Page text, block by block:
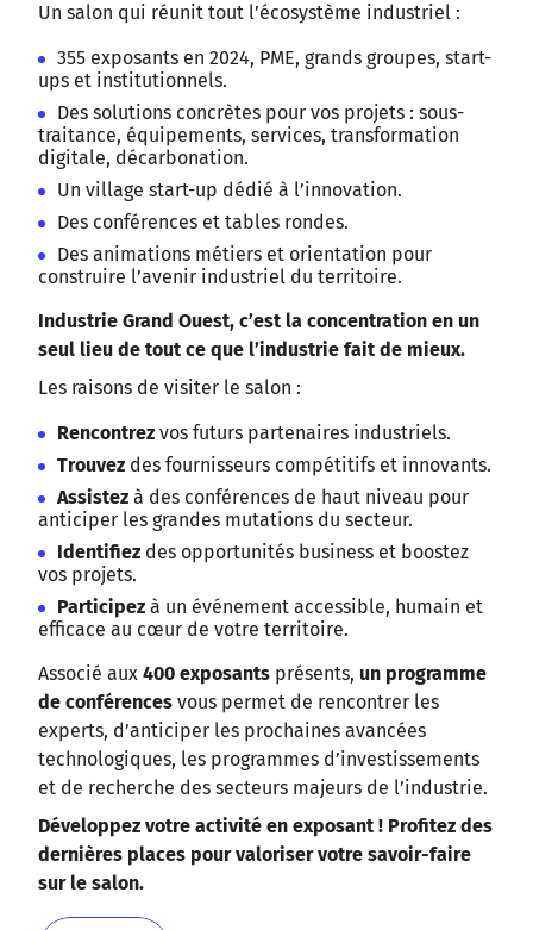
Un salon qui réunit tout l’écosystème industriel :
355 exposants en 2024, PME, grands groupes, start-
ups et institutionnels.
Des solutions concrètes pour vos projets : sous-
traitance, équipements, services, transformation
digitale, décarbonation.
Un village start-up dédié à l’innovation.
Des conférences et tables rondes.
Des animations métiers et orientation pour
construire l’avenir industriel du territoire.
Industrie Grand Ouest, c’est la concentration en un
seul lieu de tout ce que l’industrie fait de mieux.
Les raisons de visiter le salon :
Rencontrez vos futurs partenaires industriels.
Trouvez des fournisseurs compétitifs et innovants.
Assistez à des conférences de haut niveau pour
anticiper les grandes mutations du secteur.
Identifiez des opportunités business et boostez
vos projets.
Participez à un événement accessible, humain et
efficace au cœur de votre territoire.
Associé aux 400 exposants présents, un programme
de conférences vous permet de rencontrer les
experts, d’anticiper les prochaines avancées
technologiques, les programmes d’investissements
et de recherche des secteurs majeurs de l’industrie.
Développez votre activité en exposant ! Profitez des
dernières places pour valoriser votre savoir-faire
sur le salon.